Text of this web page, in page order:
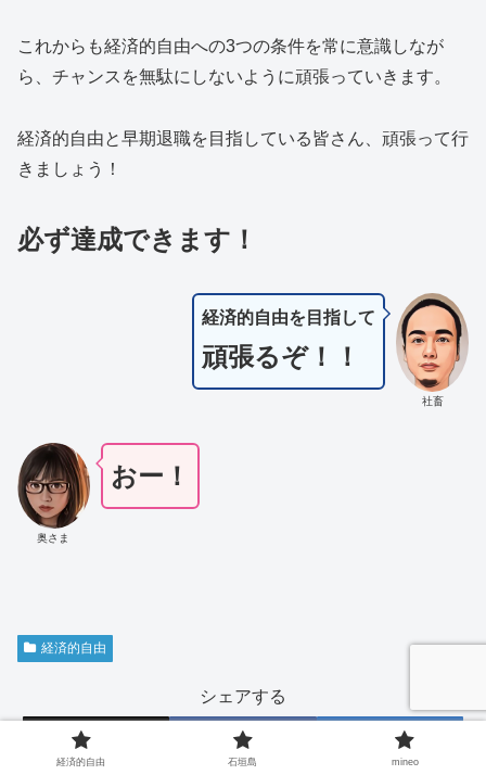
これからも経済的自由への3つの条件を常に意識しなが
ら、チャンスを無駄にしないように頑張っていきます。
経済的自由と早期退職を目指している皆さん、頑張って行
きましょう！
必ず達成できます！
社畜
経済的自由を目指して
頑張るぞ！！
奥さま
おー！
経済的自由
シェアする
Facebook はてブ
経済的自由 石垣島 mineo